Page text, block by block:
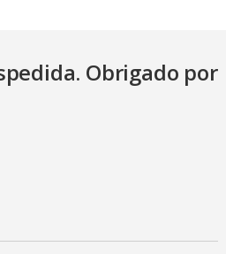
Obrigado por